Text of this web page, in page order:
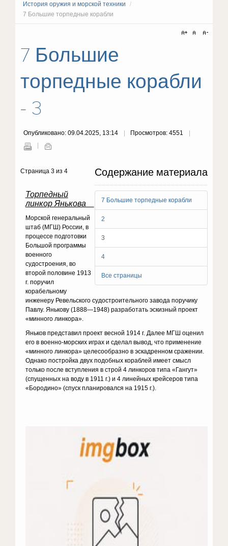
История оружия и морской техники
/
7 Большие торпедные корабли
7 Большие
торпедные корабли
- 3
Опубликовано: 09.04.2025, 13:14 Просмотров: 4551
Содержание материала
7 Большие торпедные корабли
2
3
4
Все страницы
Страница 3 из 4
Торпедный
линкор Янькова
Морской генеральный
штаб (МГШ) России, в
процессе подготовки
Большой программы
военного
судостроения, во
второй половине 1913
г. поручил
корабельному
инженеру Ревельского судостроительного завода поручику
Павлу. Янькову (1888—1948) разработать эскизный проект
«минного линкора».
Яньков представил проект весной 1914 г. Далее МГШ оценил
его в военно-морских играх и сделал вывод, что применение
«минного линкора» целесообразно в эскадренном сражении.
Однако постройка двух подобных кораблей имеет смысл
только после вступления в строй 4 линкоров типа «Гангут»
(спущенных на воду в 1911 г.) и 4 линейных крейсеров типа
«Бородино» (спуск планировался на 1915 г.).